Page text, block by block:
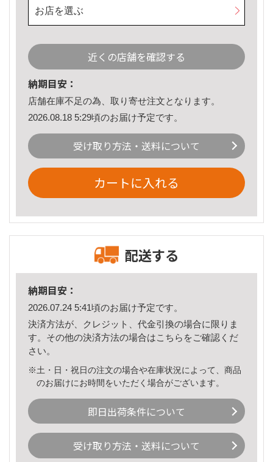
お店を選ぶ
近くの店舗を確認する
納期目安：
店舗在庫不足の為、取り寄せ注文となります。
2026.08.18 5:29頃のお届け予定です。
受け取り方法・送料について
カートに入れる
配送する
納期目安：
2026.07.24 5:41頃のお届け予定です。
決済方法が、クレジット、代金引換の場合に限りま
す。その他の決済方法の場合はこちら をご確認くだ
さい。
※土・日・祝日の注文の場合や在庫状況によって、商品
のお届けにお時間をいただく場合がございます。
即日出荷条件について
受け取り方法・送料について